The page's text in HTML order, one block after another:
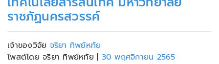
ราชภัฏนครสวรรค์
เจ้าของวิจัย จริยา ทิพย์หทัย
โพสต์โดย จริยา ทิพย์หทัย
30 พฤศจิกายน 2565